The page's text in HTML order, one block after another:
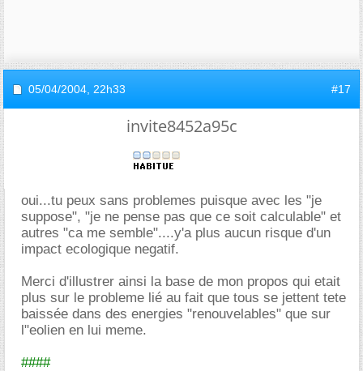
05/04/2004, 22h33 #17
invite8452a95c
oui...tu peux sans problemes puisque avec les "je
suppose", "je ne pense pas que ce soit calculable" et
autres "ca me semble"....y'a plus aucun risque d'un
impact ecologique negatif.
Merci d'illustrer ainsi la base de mon propos qui etait
plus sur le probleme lié au fait que tous se jettent tete
baissée dans des energies "renouvelables" que sur
l"eolien en lui meme.
####